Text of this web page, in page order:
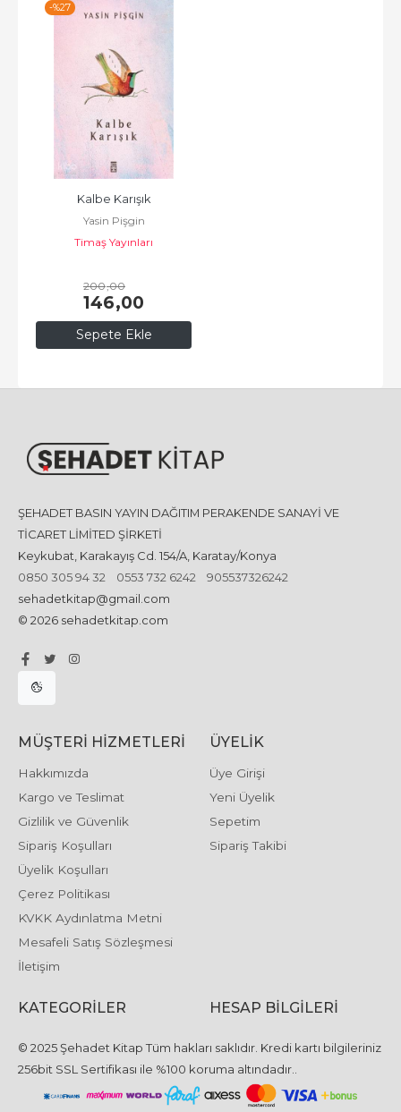
-%27
Sepete Ekle
Kalbe Karışık
Yasin Pişgin
Timaş Yayınları
200,00
146,00
ŞEHADET BASIN YAYIN DAĞITIM PERAKENDE SANAYİ VE
TİCARET LİMİTED ŞİRKETİ
Keykubat, Karakayış Cd. 154/A, Karatay/Konya
0850 305 94 32
0553 732 6242
905537326242
sehadetkitap@gmail.com
© 2026 sehadetkitap.com
MÜŞTERI HIZMETLERI
Hakkımızda
Kargo ve Teslimat
Gizlilik ve Güvenlik
Sipariş Koşulları
Üyelik Koşulları
Çerez Politikası
KVKK Aydınlatma Metni
Mesafeli Satış Sözleşmesi
İletişim
ÜYELIK
Üye Girişi
Yeni Üyelik
Sepetim
Sipariş Takibi
KATEGORILER HESAP BILGILERI
© 2025 Şehadet Kitap Tüm hakları saklıdır. Kredi kartı bilgileriniz
256bit SSL Sertifikası ile %100 koruma altındadır..